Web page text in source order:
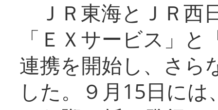
ＪＲ東海とＪＲ西
「ＥＸサービス」
連携を開始し、さら
した。９月15日に